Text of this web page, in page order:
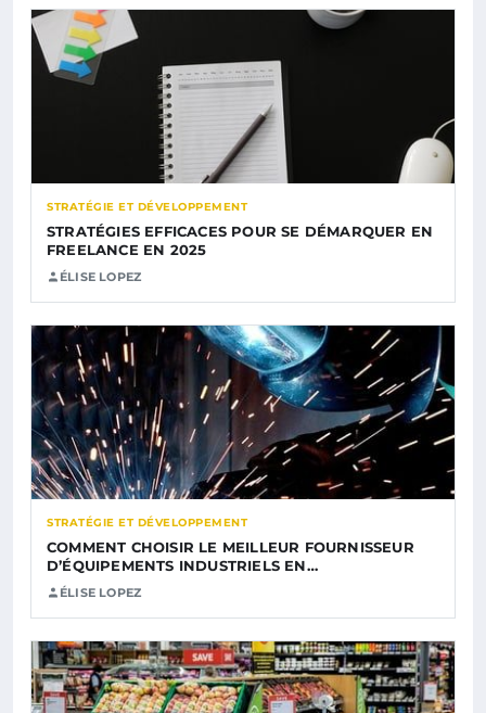
STRATÉGIE ET DÉVELOPPEMENT
STRATÉGIES EFFICACES POUR SE DÉMARQUER EN
FREELANCE EN 2025
ÉLISE LOPEZ
STRATÉGIE ET DÉVELOPPEMENT
COMMENT CHOISIR LE MEILLEUR FOURNISSEUR
D’ÉQUIPEMENTS INDUSTRIELS EN…
ÉLISE LOPEZ